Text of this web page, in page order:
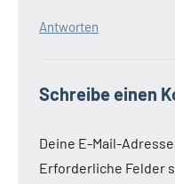
Antworten
Schreibe einen
Deine E-Mail-
Erforderliche Felder